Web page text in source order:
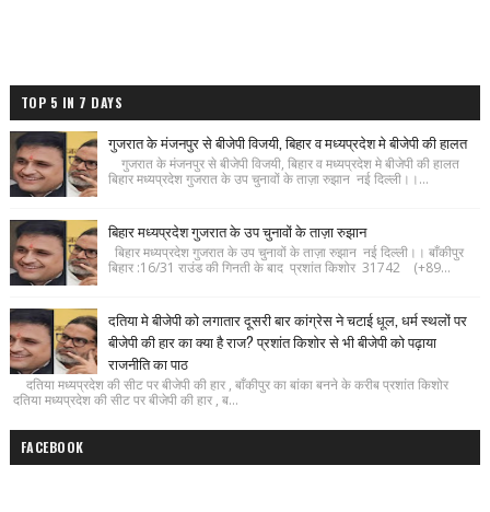
TOP 5 IN 7 DAYS
गुजरात के मंजनपुर से बीजेपी विजयी, बिहार व मध्यप्रदेश मे बीजेपी की हालत
गुजरात के मंजनपुर से बीजेपी विजयी, बिहार व मध्यप्रदेश मे बीजेपी की हालत
बिहार मध्यप्रदेश गुजरात के उप चुनावों के ताज़ा रुझान नई दिल्ली।।...
बिहार मध्यप्रदेश गुजरात के उप चुनावों के ताज़ा रुझान
बिहार मध्यप्रदेश गुजरात के उप चुनावों के ताज़ा रुझान नई दिल्ली।। बाँकीपुर
बिहार :16/31 राउंड की गिनती के बाद प्रशांत किशोर 31742 (+89...
दतिया मे बीजेपी को लगातार दूसरी बार कांग्रेस ने चटाई धूल, धर्म स्थलों पर
बीजेपी की हार का क्या है राज? प्रशांत किशोर से भी बीजेपी को पढ़ाया
राजनीति का पाठ
दतिया मध्यप्रदेश की सीट पर बीजेपी की हार , बाँकीपुर का बांका बनने के करीब प्रशांत किशोर
दतिया मध्यप्रदेश की सीट पर बीजेपी की हार , ब...
FACEBOOK